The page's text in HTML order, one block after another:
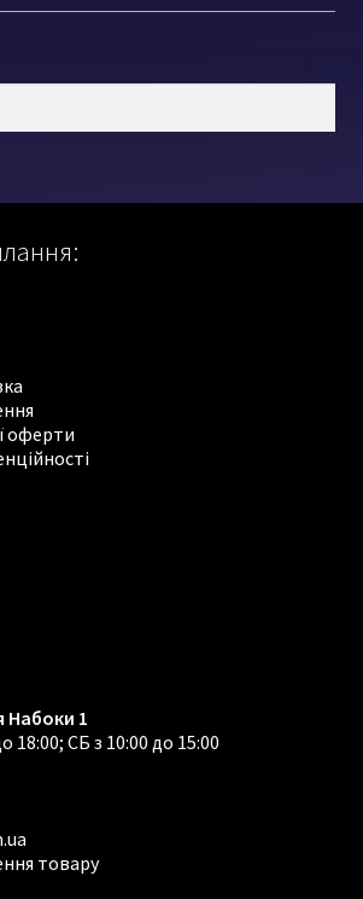
оферти
Набоки 1
18:00; СБ з 10:00 до 15:00
товару